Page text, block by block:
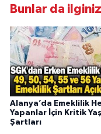
Bunlar da
Alanya’da Emeklilik
Yapanlar İçin Kritik Yaş
Şartları